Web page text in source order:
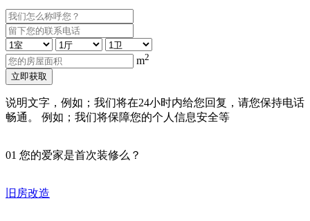
m2
立即获取
说明文字，例如；我们将在24小时内给您回复，请您保持电话
畅通。 例如；我们将保障您的个人信息安全等
01 您的爱家是首次装修么？
旧房改造